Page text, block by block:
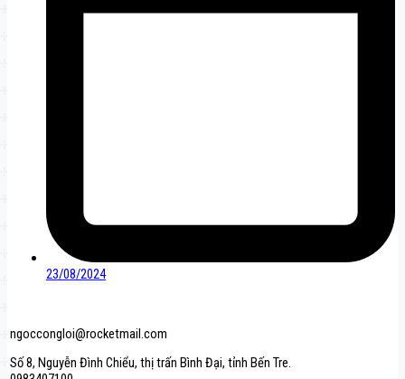
23/08/2024
ngoccongloi@rocketmail.com
Số 8, Nguyễn Đình Chiểu, thị trấn Bình Đại, tỉnh Bến Tre.